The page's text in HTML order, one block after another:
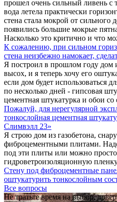
прошел очень сильный ливень с
вода летела практически
стена стала мокрой от сильного
появились большие мокрые
Насколько это критично и что
К сожалению, при сильном
стена неизбежно намокает,
Я построил в прошлом году дом
высох, и я теперь хочу его
если дом будет использоваться
по несколько дней - гипсовая
цементная штукатурка и обои со
Пожалуй, для нерегулярной
тонкослойная цементная
Слимвэлл 23»
Я строю дом из газобетона,
фиброцементными плитами.
под эти плиты или можно просто
гидроветроизоляционную
Стену под фиброцементные
оштукатурить тонкослойным
Все вопросы
Не тратьте время на выбор,